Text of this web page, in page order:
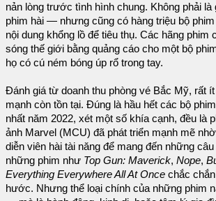
nản lòng trước tình hình chung. Không phải là
phim hài — nhưng cũng có hàng triệu bộ
nội dung khổng lồ để tiêu thụ. Các hãng phim
sóng thế giới bằng quảng cáo cho một bộ
họ có cú ném bóng úp rổ trong tay.
Đánh giá từ doanh thu phòng vé Bắc Mỹ, rất
mạnh còn tồn tại. Đúng là hầu hết các bộ
nhất năm 2022, xét một số khía cạnh, đều là
ảnh Marvel (MCU) đã phát triển mạnh mẽ
diễn viên hài tài năng để mang đến những
những phim như Top Gun: Maverick, Nope,
Everything Everywhere All At Once chắc
hước. Nhưng thể loại chính của những phim